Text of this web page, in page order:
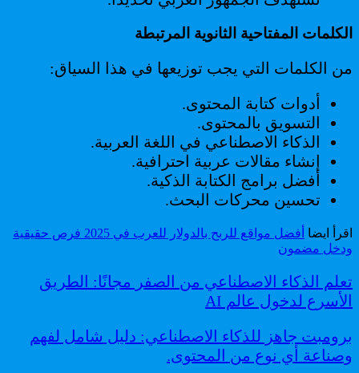
الكلمات المفتاحية الثانوية المرتبطة
من الكلمات التي يجب توزيعها في هذا السياق:
أدوات كتابة المحتوى.
التسويق بالمحتوى.
الذكاء الاصطناعي في اللغة العربية.
إنشاء مقالات عربية احترافية.
أفضل برامج الكتابة الذكية.
تحسين محركات البحث.
اقرأ ايضا
أفضل مواقع للربح بالدولار للعرب في 2025 فرص حقيقية
ودخل مضمون
تعلم الذكاء الاصطناعي من الصفر مجانًا: الطريق
الأسرع لدخول عالم AI
برومبت جاهز للذكاء الاصطناعي: دليل شامل لفهم
وصناعة أي نوع من المحتوى.